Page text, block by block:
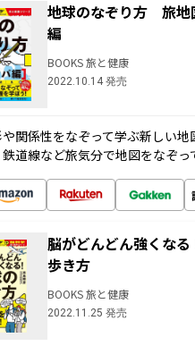
地球のなぞり方 旅
編
BOOKS 旅と健康
2022.10.14 発売
関係性をなぞって学ぶ新しい地
道線など旅気分で地図をなぞっ
脳がどんどん強くな
歩き方
BOOKS 旅と健康
2022.11.25 発売